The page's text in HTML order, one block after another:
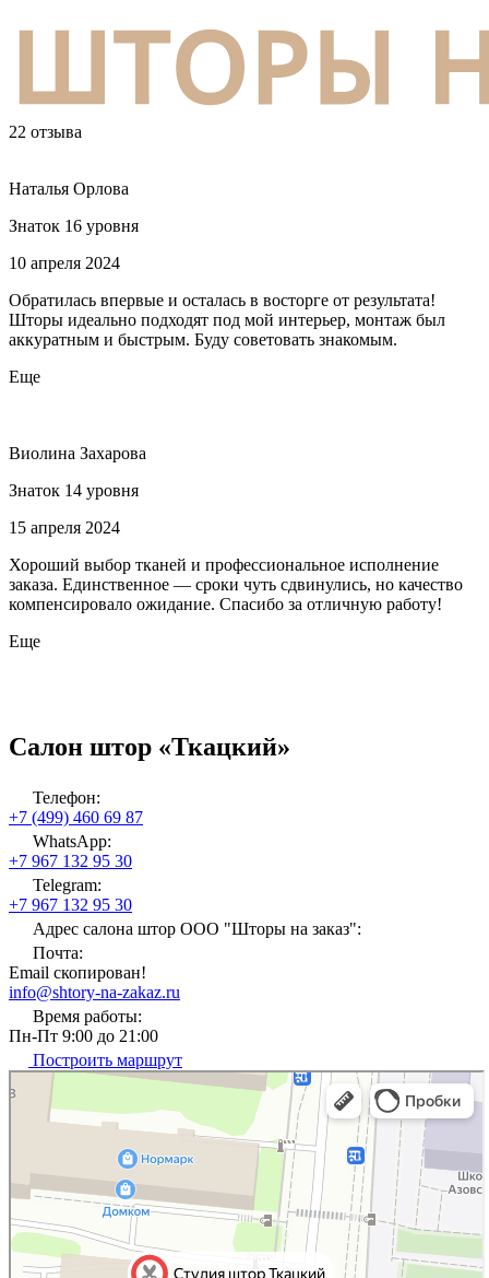
22 отзыва
Наталья Орлова
Знаток 16 уровня
10 апреля 2024
Обратилась впервые и осталась в восторге от результата!
Шторы идеально подходят под мой интерьер, монтаж был
аккуратным и быстрым. Буду советовать знакомым.
Еще
Виолина Захарова
Знаток 14 уровня
15 апреля 2024
Хороший выбор тканей и профессиональное исполнение
заказа. Единственное — сроки чуть сдвинулись, но качество
компенсировало ожидание. Спасибо за отличную работу!
Еще
Салон штор «Ткацкий»
Телефон:
+7 (499) 460 69 87
WhatsApp:
+7 967 132 95 30
Telegram:
+7 967 132 95 30
Адрес салона штор ООО "Шторы на заказ":
Почта:
Email скопирован!
info@shtory-na-zakaz.ru
Время работы:
Пн-Пт 9:00 до 21:00
Построить маршрут